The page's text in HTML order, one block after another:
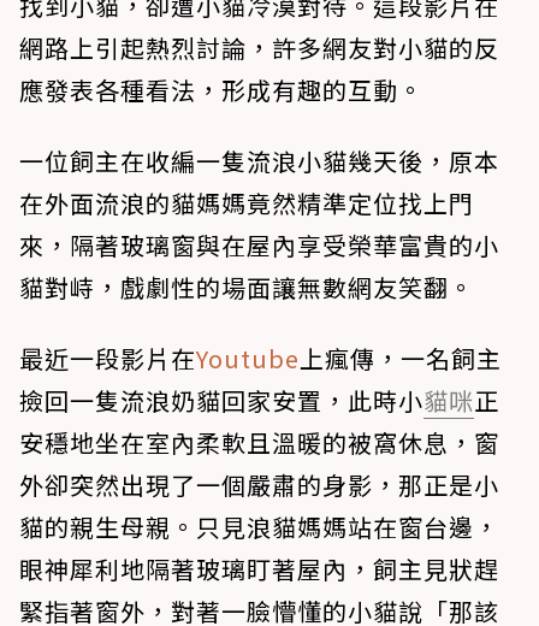
網路上引起熱烈討論，許多網友對小貓的反
應發表各種看法，形成有趣的互動。
一位飼主在收編一隻流浪小貓幾天後，原本
在外面流浪的貓媽媽竟然精準定位找上門
來，隔著玻璃窗與在屋內享受榮華富貴的小
貓對峙，戲劇性的場面讓無數網友笑翻。
最近一段影片在Youtube上瘋傳，一名飼主
撿回一隻流浪奶貓回家安置，此時小貓咪正
安穩地坐在室內柔軟且溫暖的被窩休息，窗
外卻突然出現了一個嚴肅的身影，那正是小
貓的親生母親。只見浪貓媽媽站在窗台邊，
眼神犀利地隔著玻璃盯著屋內，飼主見狀趕
緊指著窗外，對著一臉懵懂的小貓說「那該